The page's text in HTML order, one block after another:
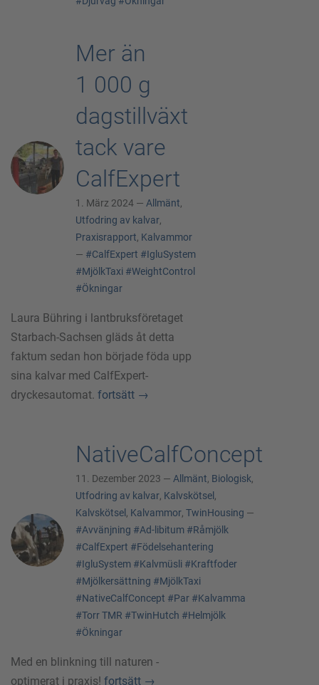
Mer än
1 000 g
dagstillväxt
tack vare
CalfExpert
1. März 2024 — Allmänt,
Utfodring av kalvar,
Praxisrapport, Kalvammor
— #CalfExpert #IgluSystem
#MjölkTaxi #WeightControl
#Ökningar
Laura Bühring i lantbruksföretaget
Starbach-Sachsen gläds åt detta
faktum sedan hon började föda upp
sina kalvar med CalfExpert-
dryckesautomat. fortsätt →
NativeCalfConcept
11. Dezember 2023 — Allmänt, Biologisk,
Utfodring av kalvar, Kalvskötsel ,
Kalvskötsel , Kalvammor, TwinHousing —
#Avvänjning #Ad-libitum #Råmjölk
#CalfExpert #Födelsehantering
#IgluSystem #Kalvmüsli #Kraftfoder
#Mjölkersättning #MjölkTaxi
#NativeCalfConcept #Par #Kalvamma
#Torr TMR #TwinHutch #Helmjölk
#Ökningar
Med en blinkning till naturen -
optimerat i praxis! fortsätt →